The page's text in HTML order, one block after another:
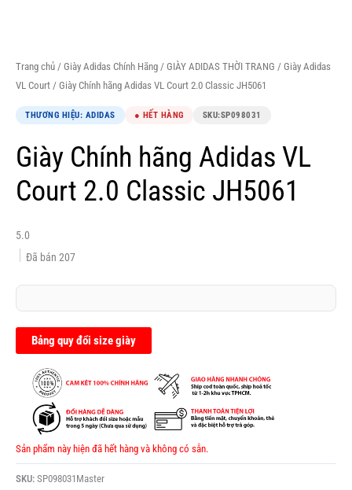
Trang chủ / Giày Adidas Chính Hãng / GIÀY ADIDAS THỜI TRANG / Giày Adidas
VL Court / Giày Chính hãng Adidas VL Court 2.0 Classic JH5061
THƯƠNG HIỆU: ADIDAS ● HẾT HÀNG SKU:SP098031
Giày Chính hãng Adidas VL
Court 2.0 Classic JH5061
5.0
Đã bán 207
Bảng quy đổi size giày
Sản phẩm này hiện đã hết hàng và không có sẵn.
SKU: SP098031Master